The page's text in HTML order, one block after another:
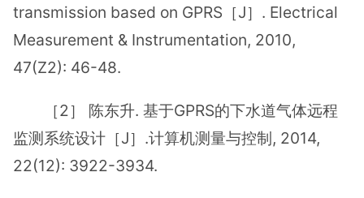
transmission based on GPRS［J］. Electrical
Measurement & Instrumentation, 2010,
47(Z2): 46-48.
［2］ 陈东升. 基于GPRS的下水道气体远程
监测系统设计［J］.计算机测量与控制, 2014,
22(12): 3922-3934.